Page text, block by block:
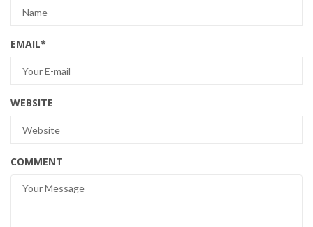
EMAIL*
WEBSITE
COMMENT